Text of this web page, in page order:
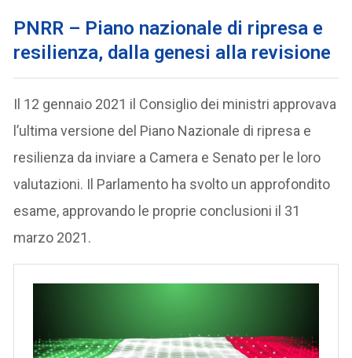
PNRR – Piano nazionale di ripresa e
resilienza, dalla genesi alla revisione
Il 12 gennaio 2021 il Consiglio dei ministri approvava
l’ultima versione del Piano Nazionale di ripresa e
resilienza da inviare a Camera e Senato per le loro
valutazioni. Il Parlamento ha svolto un approfondito
esame, approvando le proprie conclusioni il 31
marzo 2021.